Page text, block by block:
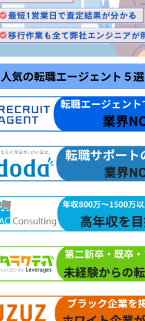
人気の転職エージェント５選